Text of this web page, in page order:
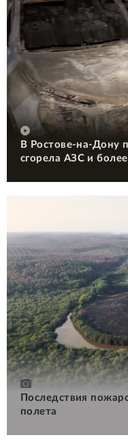
В Ростове-на-Дону
сгорела АЗС и
Последствия
полета